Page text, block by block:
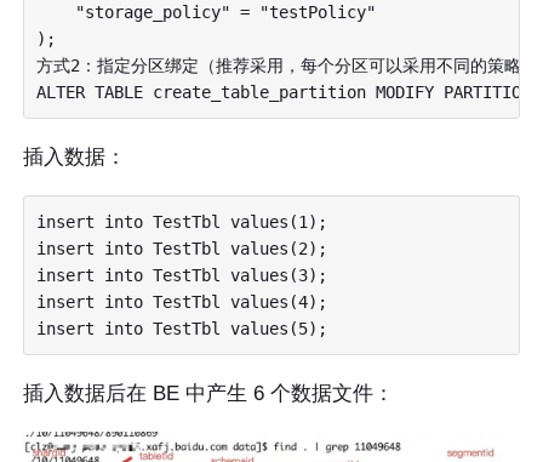
    "storage_policy" = "testPolicy"
);
方式2：指定分区绑定（推荐采用，每个分区可以采用不同的策略
插入数据：
insert into TestTbl values(1);
insert into TestTbl values(2);
insert into TestTbl values(3);
insert into TestTbl values(4);
插入数据后在 BE 中产生 6 个数据文件：